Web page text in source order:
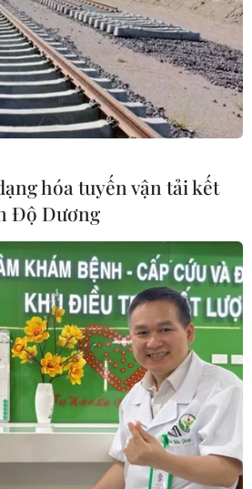
hóa tuyến vận tải kết
Độ Dương